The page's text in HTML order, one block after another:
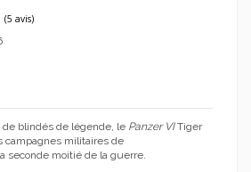
(5 avis)
blindés de légende, le Panzer VITiger
campagnes militaires de
seconde moitié de la guerre.